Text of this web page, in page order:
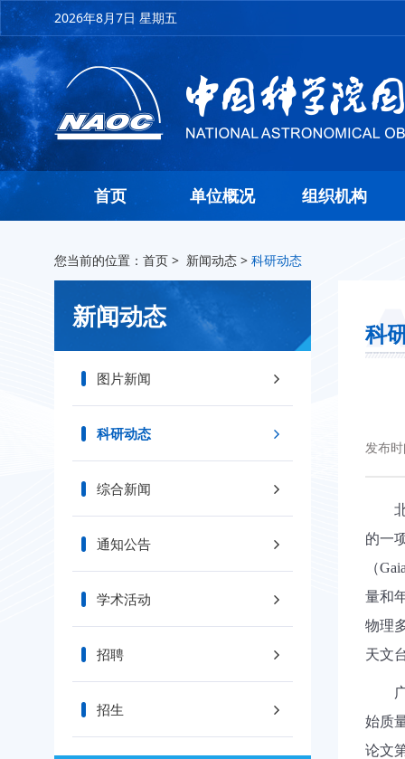
2026年8月7日 星期五
首页 单位概况 组织机构
您当前的位置： 首页 > 新闻动态 > 科研动态
新闻动态
图片新闻
科研动态
综合新闻
通知公告
学术活动
招聘
招生
科
发布
的一
（
量和
物理
天文
始质
论文